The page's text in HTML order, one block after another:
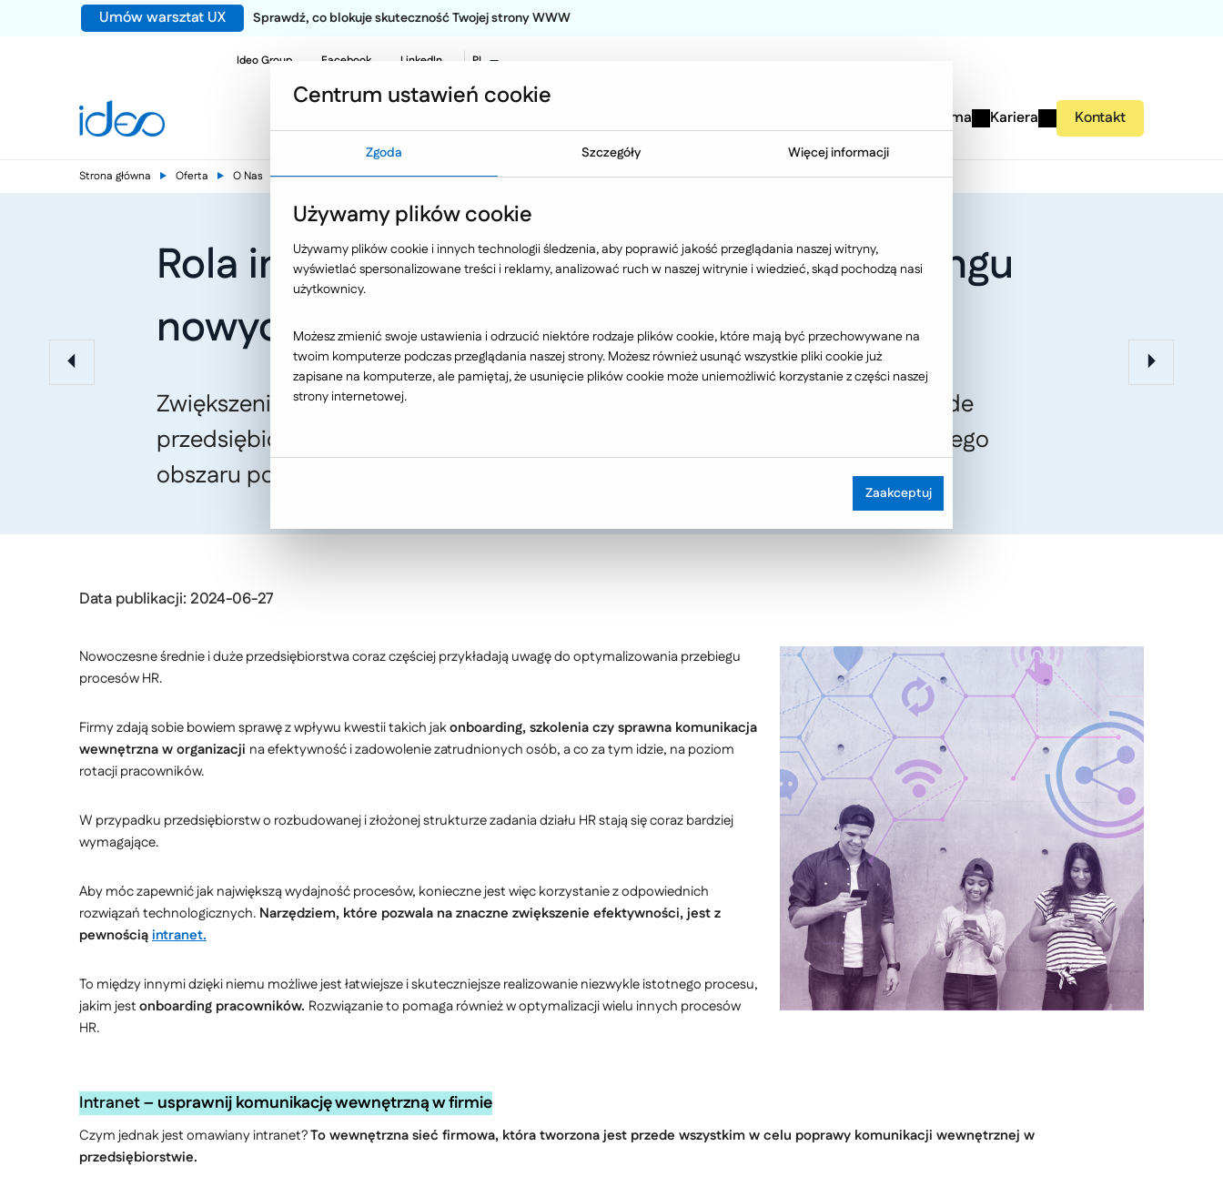
Umów warsztat UX Sprawdź, co blokuje skuteczność Twojej strony WWW
Ideo Group Facebook LinkedIn
PL
EN
NO
Firma Kariera Kontakt
Strona główna Oferta O Nas Nasze publikacje
Rola intranetu w procesach HR i onboardingu
nowych pracowników
Zwiększeniem wydajności procesów HR powinno dziś zainteresować się każde
przedsiębiorstwo, któremu zależy na dalszym rozwoju. Jak w optymalizacji tego
obszaru pomóc może intranet?
Data publikacji: 2024-06-27
Nowoczesne średnie i duże przedsiębiorstwa coraz częściej przykładają uwagę do optymalizowania przebiegu
procesów HR.
Firmy zdają sobie bowiem sprawę z wpływu kwestii takich jakonboarding, szkolenia czy sprawna komunikacja
wewnętrzna w organizacji na efektywność i zadowolenie zatrudnionych osób, a co za tym idzie, na poziom
rotacji pracowników.
W przypadku przedsiębiorstw o rozbudowanej i złożonej strukturze zadania działu HR stają się coraz bardziej
wymagające.
Aby móc zapewnić jak największą wydajność procesów, konieczne jest więc korzystanie z odpowiednich
rozwiązań technologicznych. Narzędziem, które pozwala na znaczne zwiększenie efektywności, jest z
pewnościąintranet.
To między innymi dzięki niemu możliwe jest łatwiejsze i skuteczniejsze realizowanie niezwykle istotnego procesu,
jakim jestonboarding pracowników. Rozwiązanie to pomaga również w optymalizacji wielu innych procesów
HR.
Intranet – usprawnij komunikację wewnętrzną w firmie
Czym jednak jest omawiany intranet?To wewnętrzna sieć firmowa, która tworzona jest przede wszystkim w celu poprawy komunikacji wewnętrznej w
przedsiębiorstwie.
Centrum ustawień cookie
Zgoda Szczegóły Więcej informacji
Używamy plików cookie
Używamy plików cookie i innych technologii śledzenia, aby poprawić jakość przeglądania naszej witryny,
wyświetlać spersonalizowane treści i reklamy, analizować ruch w naszej witrynie i wiedzieć, skąd pochodzą nasi
użytkownicy.
Możesz zmienić swoje ustawienia i odrzucić niektóre rodzaje plików cookie, które mają być przechowywane na
twoim komputerze podczas przeglądania naszej strony. Możesz również usunąć wszystkie pliki cookie już
zapisane na komputerze, ale pamiętaj, że usunięcie plików cookie może uniemożliwić korzystanie z części naszej
strony internetowej.
Zaakceptuj